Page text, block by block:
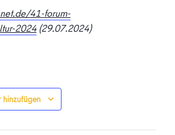
net.de/41-forum-
2024(29.07.2024)